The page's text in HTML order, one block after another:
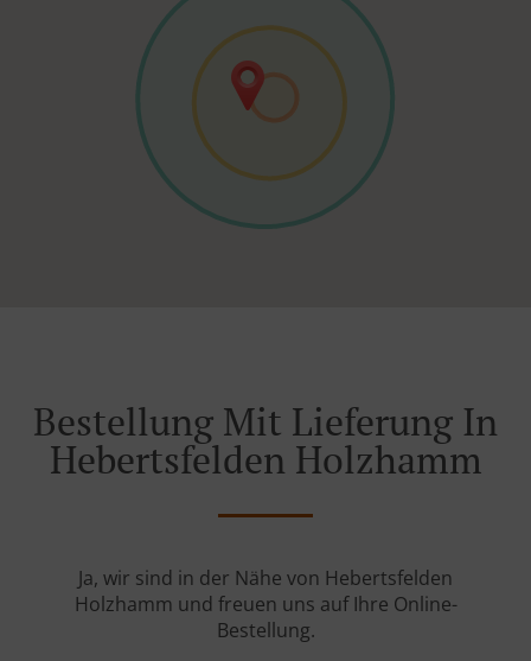
Bestellung Mit Lieferung In
Hebertsfelden Holzhamm
Ja, wir sind in der Nähe von Hebertsfelden
Holzhamm und freuen uns auf Ihre Online-
Bestellung.